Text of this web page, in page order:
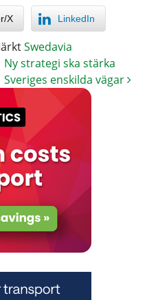
X LinkedIn
Swedavia
Ny strategi ska stärka
Sveriges enskilda vägar